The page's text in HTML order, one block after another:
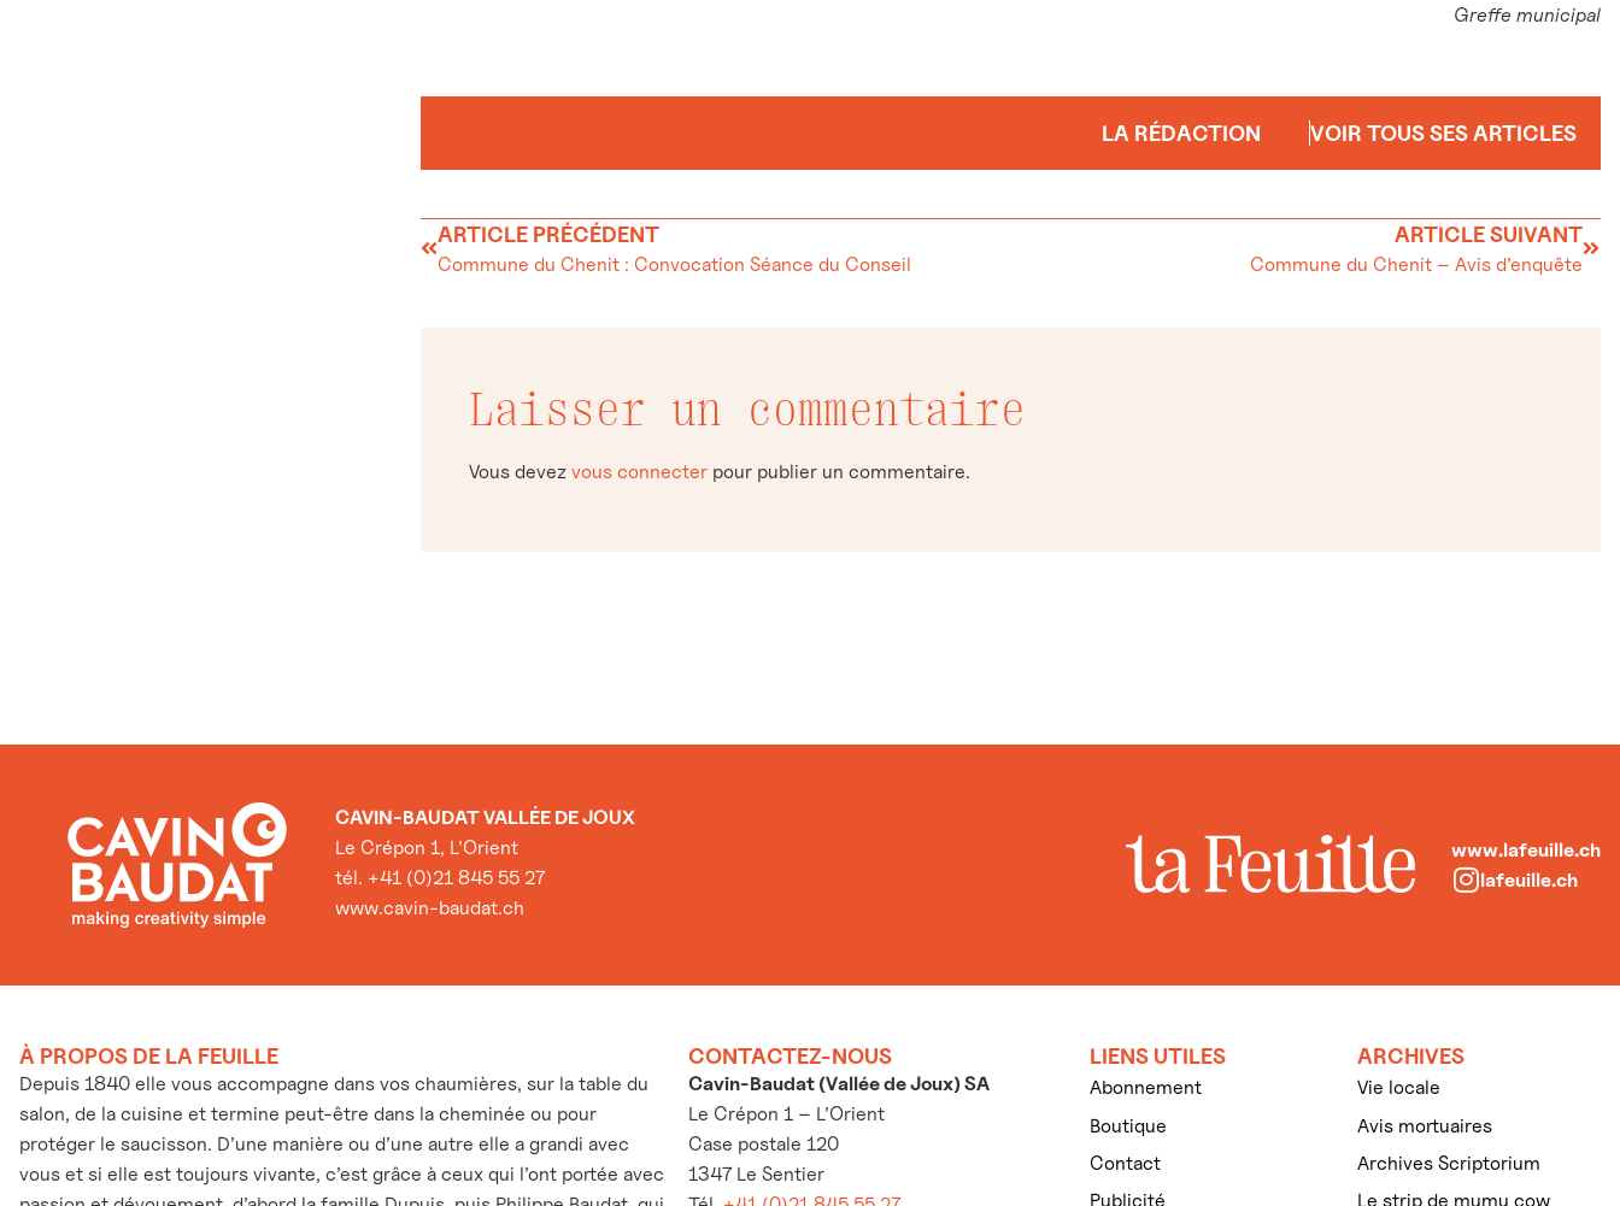
Greffe municipal
LA RÉDACTION VOIR TOUS SES ARTICLES
ARTICLE PRÉCÉDENT
Commune du Chenit : Convocation Séance du Conseil
ARTICLE SUIVANT
Commune du Chenit – Avis d’enquête
Laisser un commentaire
Vous devez vous connecter pour publier un commentaire.
CAVIN-BAUDAT VALLÉE DE JOUX
Le Crépon 1, L’Orient
tél. +41 (0)21 845 55 27
www.cavin-baudat.ch
www.lafeuille.ch
lafeuille.ch
À PROPOS DE LA FEUILLE
Depuis 1840 elle vous accompagne dans vos chaumières, sur la table du
salon, de la cuisine et termine peut-être dans la cheminée ou pour
protéger le saucisson. D’une manière ou d’une autre elle a grandi avec
vous et si elle est toujours vivante, c’est grâce à ceux qui l’ont portée avec
CONTACTEZ-NOUS
Cavin-Baudat (Vallée de Joux) SA
Le Crépon 1 – L’Orient
Case postale 120
1347 Le Sentier
LIENS UTILES
Abonnement
Boutique
Contact
Publicité
ARCHIVES
Vie locale
Avis mortuaires
Archives Scriptorium
Le strip de mumu cow